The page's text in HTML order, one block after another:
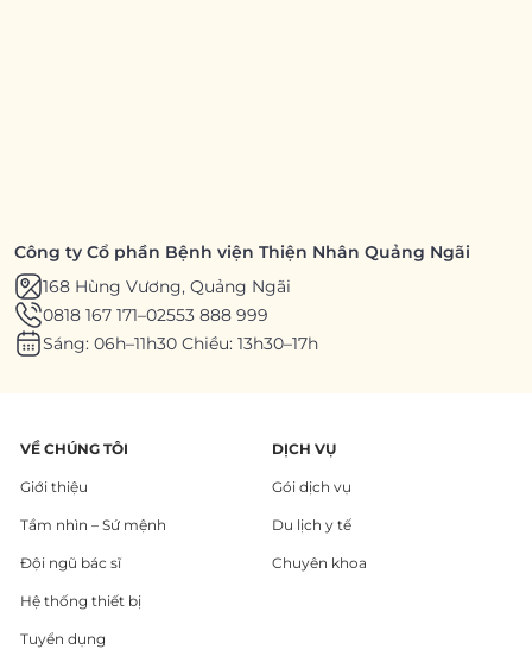
Công ty Cổ phần Bệnh viện Thiện Nhân Quảng Ngãi
168 Hùng Vương, Quảng Ngãi
0818 167 171–02553 888 999
Sáng: 06h–11h30 Chiều: 13h30–17h
VỀ CHÚNG TÔI
Giới thiệu
Tầm nhìn – Sứ mệnh
Đội ngũ bác sĩ
Hệ thống thiết bị
Tuyển dụng
DỊCH VỤ
Gói dịch vụ
Du lịch y tế
Chuyên khoa